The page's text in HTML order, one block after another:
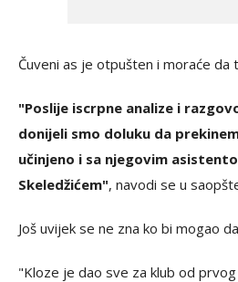
Čuveni as je otpušten i moraće da
"Poslije iscrpne analize i
donijeli smo doluku da
učinjeno i sa njegovim
Skeledžićem", navodi se u
Još uvijek se ne zna ko bi mogao
"Kloze je dao sve za klub od